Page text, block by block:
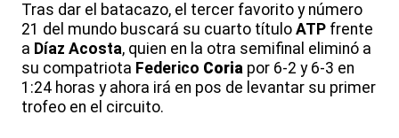
Tras dar el batacazo, el tercer favorito y número
21 del mundo buscará su cuarto título ATP frente
a Díaz Acosta, quien en la otra semifinal eliminó a
su compatriota Federico Coria por 6-2 y 6-3 en
1:24 horas y ahora irá en pos de levantar su primer
trofeo en el circuito.